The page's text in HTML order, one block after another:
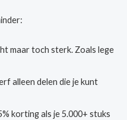
maar toch sterk. Zoals lege
alleen delen die je kunt
korting als je 5.000+ stuks